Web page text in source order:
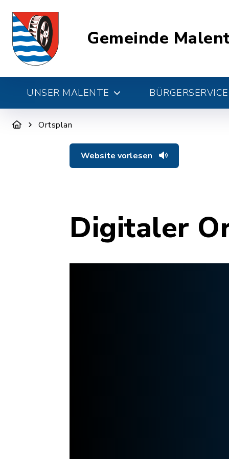
Gemeinde
UNSER MALENTE
Ortsplan
Website vorlesen
Digitaler